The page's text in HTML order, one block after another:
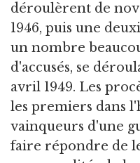
déroulèrent de
1946, puis une
un nombre
d'accusés, se
avril 1949. Les
les premiers dans
vainqueurs d'une
faire répondre de